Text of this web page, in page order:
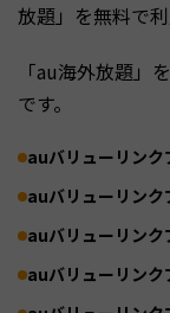
放題」を無料で利
「au海外放題」
です。
auバリューリンク
auバリューリンク
auバリューリンク
auバリューリンク